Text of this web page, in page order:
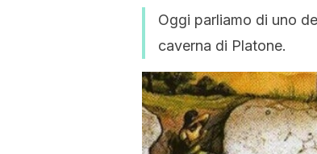
Oggi parliamo di uno
caverna di Platone.